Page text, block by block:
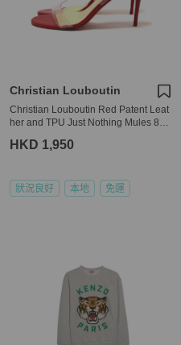
Christian Louboutin
Christian Louboutin Red Patent Leat
her and TPU Just Nothing Mules 85
HKD 1,950
狀況良好 本地 免運